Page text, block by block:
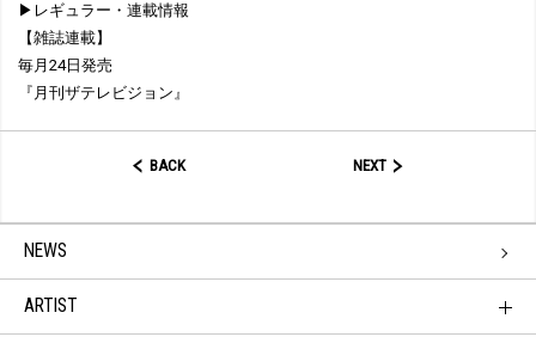
▶レギュラー・連載情報
【雑誌連載】
毎月24日発売
『月刊ザテレビジョン』
BACK NEXT
NEWS
ARTIST